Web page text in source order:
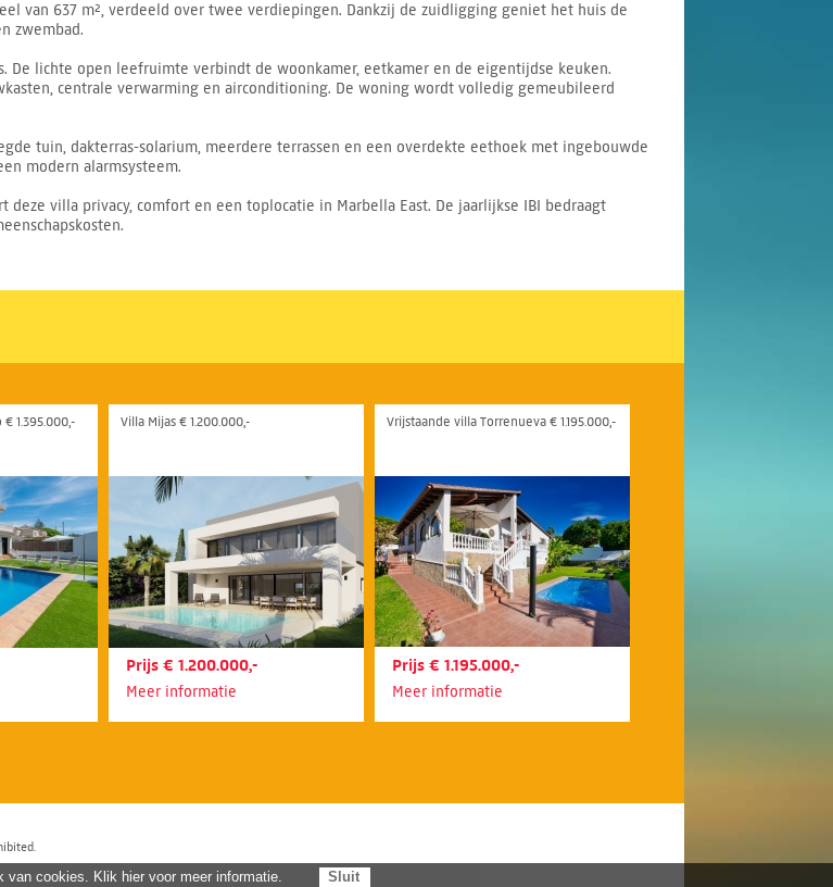
van 637 m², verdeeld over twee verdiepingen. Dankzij de zuidligging geniet het huis de
zwembad.
De lichte open leefruimte verbindt de woonkamer, eetkamer en de eigentijdse keuken.
centrale verwarming en airconditioning. De woning wordt volledig gemeubileerd
tuin, dakterras-solarium, meerdere terrassen en een overdekte eethoek met ingebouwde
modern alarmsysteem.
villa privacy, comfort en een toplocatie in Marbella East. De jaarlijkse IBI bedraagt
1.395.000,- Villa Mijas € 1.200.000,-
Prijs € 1.200.000,-
Meer informatie
Vrijstaande villa Torrenueva € 1.195.000,-
Prijs € 1.195.000,-
Meer informatie
van cookies. Klik hier voor meer informatie. Sluit